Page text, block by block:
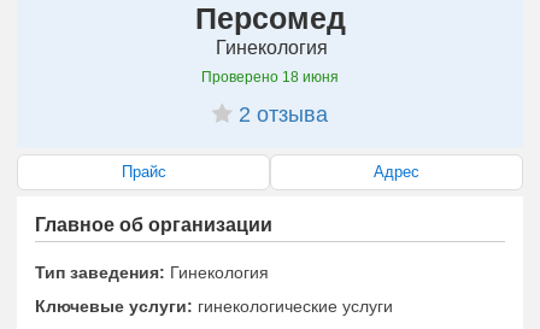
Персомед
Гинекология
Проверено 18 июня
2 отзыва
Прайс Адрес
Главное об организации
Тип заведения: Гинекология
Ключевые услуги: гинекологические услуги